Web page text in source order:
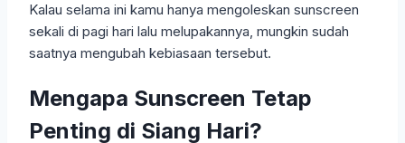
Kalau selama ini kamu hanya mengoleskan sunscreen
sekali di pagi hari lalu melupakannya, mungkin sudah
saatnya mengubah kebiasaan tersebut.
Mengapa Sunscreen Tetap
Penting di Siang Hari?